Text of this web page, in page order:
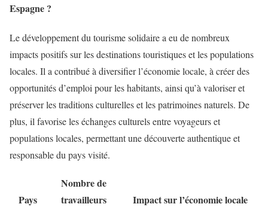
Espagne ?
Le développement du tourisme solidaire a eu de nombreux
impacts positifs sur les destinations touristiques et les populations
locales. Il a contribué à diversifier l’économie locale, à créer des
opportunités d’emploi pour les habitants, ainsi qu’à valoriser et
préserver les traditions culturelles et les patrimoines naturels. De
plus, il favorise les échanges culturels entre voyageurs et
populations locales, permettant une découverte authentique et
responsable du pays visité.
Pays
Nombre de
travailleurs
Impact sur l’économie locale